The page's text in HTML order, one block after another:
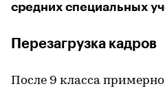
средних специальных
Перезагрузка кадров
После 9 класса примерно